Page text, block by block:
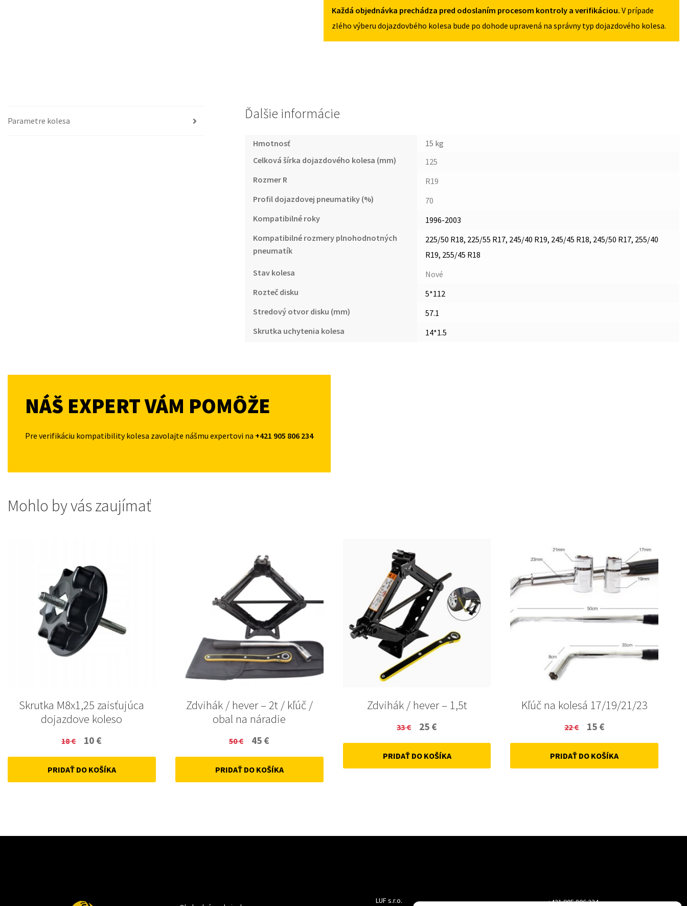
1996-
125/70R19
5X112
Každá objednávka prechádza pred odoslaním procesom kontroly a verifikáciou. V prípade
zlého výberu dojazdovbého kolesa bude po dohode upravená na správny typ dojazdového kolesa.
Parametre kolesa Ďalšie informácie
Hmotnosť
15 kg
Celková šírka dojazdového kolesa (mm)
125
Rozmer R
R19
Profil dojazdovej pneumatiky (%)
70
Kompatibilné roky
1996-2003
Kompatibilné rozmery plnohodnotných
pneumatík
225/50 R18, 225/55 R17, 245/40 R19, 245/45 R18, 245/50 R17, 255/40
R19, 255/45 R18
Stav kolesa
Nové
Rozteč disku
5*112
Stredový otvor disku (mm)
57.1
Skrutka uchytenia kolesa
14*1.5
NÁŠ EXPERT VÁM POMÔŽE
Pre verifikáciu kompatibility kolesa zavolajte nášmu expertovi na +421 905 806 234
Mohlo by vás zaujímať
Skrutka M8x1,25 zaisťujúca
dojazdove koleso
18€
Original
price
was:
10 €
price
is:
PRIDAŤ DO KOŠÍKA
Zdvihák / hever – 2t / kľúč /
obal na náradie
50€
Original
price
was:
45 €
price
is:
PRIDAŤ DO KOŠÍKA
Zdvihák / hever – 1,5t
33€
Original
price
was:
25 €Current
price
is:
PRIDAŤ DO KOŠÍKA
Kľúč na kolesá 17/19/21/23
22€
Original
price
was:
15 €Current
price
is:
PRIDAŤ DO KOŠÍKA
LUF s.r.o. +421 905 806 234